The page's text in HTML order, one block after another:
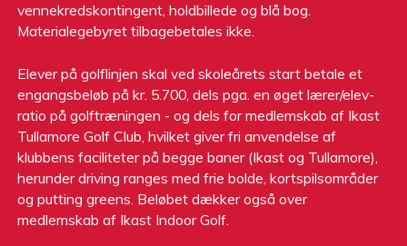
vennekredskontingent, holdbillede og blå bog.
Materialegebyret tilbagebetales ikke.
Elever på golflinjen skal ved skoleårets start betale et
engangsbeløb på kr. 5.700, dels pga. en øget lærer/elev-
ratio på golftræningen - og dels for medlemskab af Ikast
Tullamore Golf Club, hvilket giver fri anvendelse af
klubbens faciliteter på begge baner (Ikast og Tullamore),
herunder driving ranges med frie bolde, kortspilsområder
og putting greens. Beløbet dækker også over
medlemskab af Ikast Indoor Golf.